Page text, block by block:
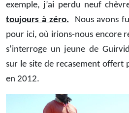
exemple, j’ai perdu neuf
toujours à zéro. Nous avons
pour ici, où irions-nous encore
s’interroge un jeune de
sur le site de recasement offert
en 2012.